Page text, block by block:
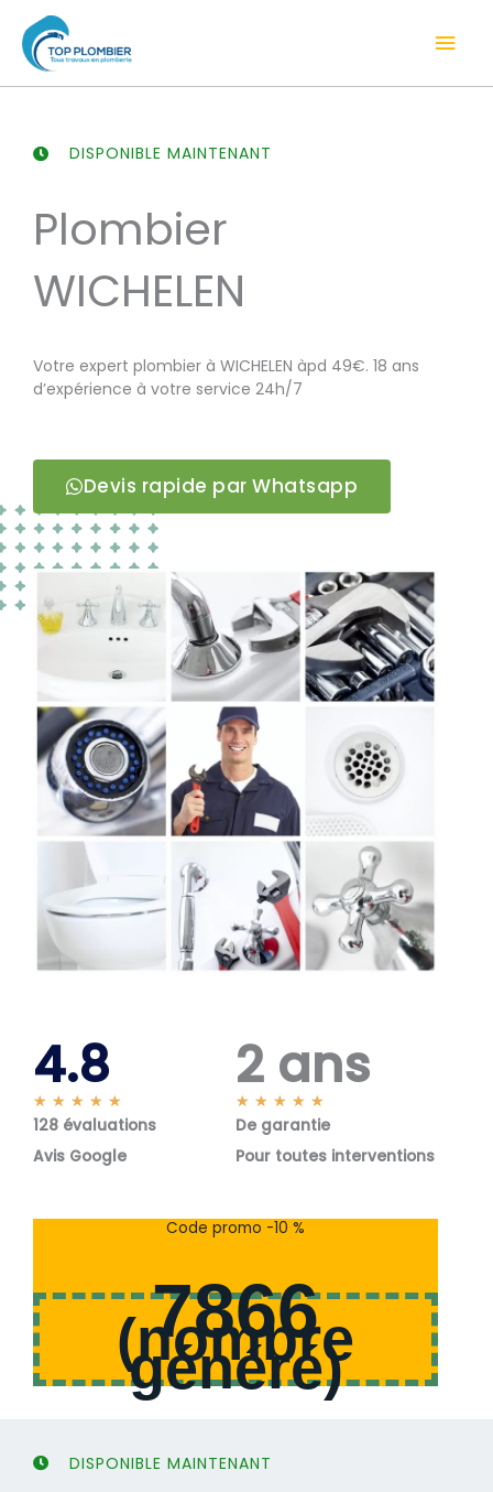
contenu
DISPONIBLE MAINTENANT
Plombier
WICHELEN
Votre expert plombier à WICHELEN àpd 49€. 18 ans
d’expérience à votre service 24h/7
Devis rapide par Whatsapp
4.8
★ ★ ★ ★ ★
o
s
128 évaluations
Avis Google
2 ans
★ ★ ★ ★ ★
o
s
De garantie
Pour toutes interventions
Code promo -10 %
7866
(nombre
généré)
DISPONIBLE MAINTENANT